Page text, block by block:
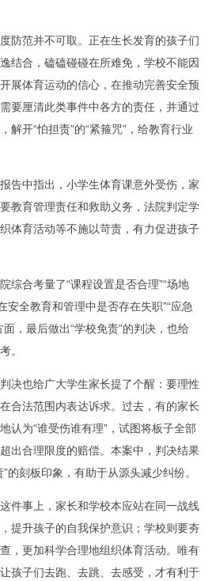
防范并不可取。正在生长发育的孩子们
结合，磕磕碰碰在所难免，学校不能因
展体育运动的信心，在推动完善安全预
要厘清此类事件中各方的责任，并通过
解开“怕担责”的“紧箍咒”，给教育行业
告中指出，小学生体育课意外受伤，家
教育管理责任和救助义务，法院判定学
体育活动等不施以苛责，有力促进孩子
综合考量了“课程设置是否合理”“场地
安全教育和管理中是否存在失职”“应急
，最后做出“学校免责”的判决，也给
。
决也给广大学生家长提了个醒：要理性
合法范围内表达诉求。过去，有的家长
认为“谁受伤谁有理”，试图将板子全部
出合理限度的赔偿。本案中，判决结果
的刻板印象，有助于从源头减少纠纷。
事上，家长和学校本应站在同一战线
提升孩子的自我保护意识；学校则要夯
，更加科学合理地组织体育活动。唯有
孩子们去跑、去跳、去感受，才有利于